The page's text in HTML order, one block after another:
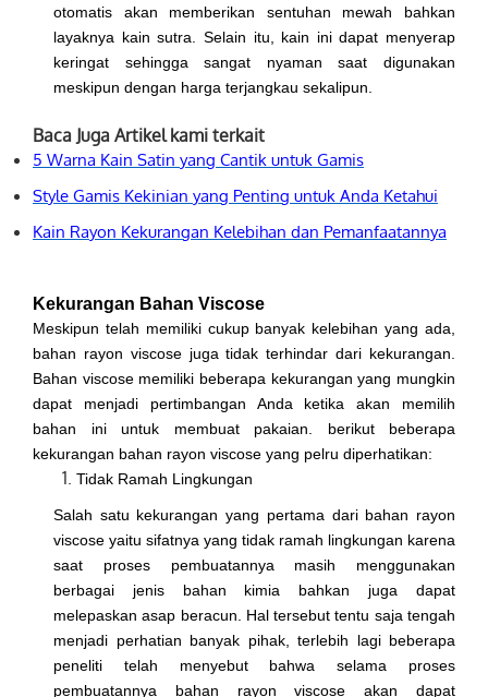
otomatis akan memberikan sentuhan mewah bahkan
layaknya kain sutra. Selain itu, kain ini dapat menyerap
keringat sehingga sangat nyaman saat digunakan
meskipun dengan harga terjangkau sekalipun.
Baca Juga Artikel kami terkait
5 Warna Kain Satin yang Cantik untuk Gamis
Style Gamis Kekinian yang Penting untuk Anda Ketahui
Kain Rayon Kekurangan Kelebihan dan Pemanfaatannya
Kekurangan Bahan Viscose
Meskipun telah memiliki cukup banyak kelebihan yang ada,
bahan rayon viscose juga tidak terhindar dari kekurangan.
Bahan viscose memiliki beberapa kekurangan yang mungkin
dapat menjadi pertimbangan Anda ketika akan memilih
bahan ini untuk membuat pakaian. berikut beberapa
kekurangan bahan rayon viscose yang pelru diperhatikan:
Tidak Ramah Lingkungan
Salah satu kekurangan yang pertama dari bahan rayon
viscose yaitu sifatnya yang tidak ramah lingkungan karena
saat proses pembuatannya masih menggunakan
berbagai jenis bahan kimia bahkan juga dapat
melepaskan asap beracun. Hal tersebut tentu saja tengah
menjadi perhatian banyak pihak, terlebih lagi beberapa
peneliti telah menyebut bahwa selama proses
pembuatannya bahan rayon viscose akan dapat